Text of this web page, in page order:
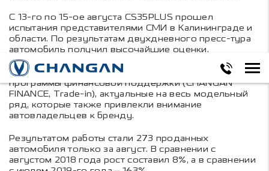
С 13-го по 15-ое августа CS35PLUS прошел
испытания представителями СМИ в Калининграде и
области. По результатам двухдневного пресс-тура
автомобиль получил высочайшие оценки.
В августе компания CHANGAN анонсировала
программы финансовой поддержки (CHANGAN
FINANCE, Trade-in), актуальные на весь модельный
ряд, которые также привлекли внимание
автовладельцев к бренду.
Результатом работы стали 273 проданных
автомобиля только за август. В сравнении с
августом 2018 года рост составил 8%, а в сравнении